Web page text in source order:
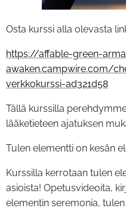
Osta kurssi alla olevasta
https://affable-green-
awaken.campwire.com/
verkkokurssi-ad321d58
Tällä kurssilla
lääketieteen ajatuksen
Tulen elementti on kesän
Kurssilla kerrotaan tulen
asioista! Opetusvideoita,
elementin seremonia,